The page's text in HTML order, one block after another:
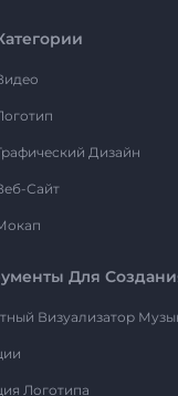
Дизайн
Сайт
Для
Визуализатор
Логотипа